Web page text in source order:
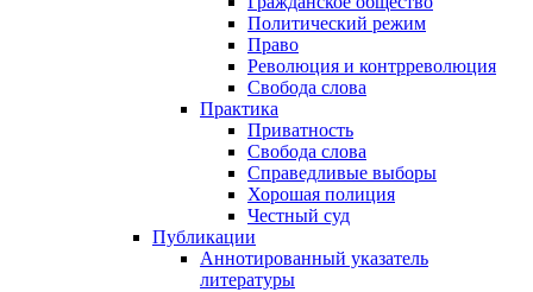
Политический режим
Право
Революция и контрреволюция
Свобода слова
Практика
Приватность
Свобода слова
Справедливые выборы
Хорошая полиция
Честный суд
Публикации
Аннотированный указатель
литературы